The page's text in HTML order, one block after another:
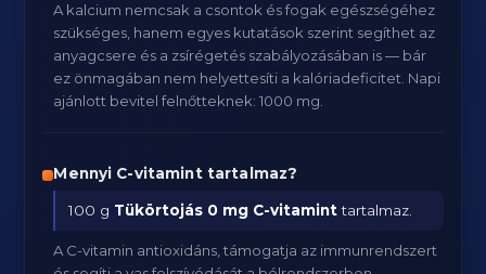
A kalcium nemcsak a csontok és fogak egészségéhez
szükséges, hanem egyes kutatások szerint segíthet az
anyagcsere és a zsírégetés szabályozásában is — bár
ez önmagában nem helyettesíti a kalóriadeficitet. Napi
ajánlott bevitel felnőtteknek: 1000 mg.
Mennyi C-vitamint tartalmaz?
100 g Tükörtojás 0 mg C-vitaminttartalmaz.
A C-vitamin antioxidáns, támogatja az immunrendszert